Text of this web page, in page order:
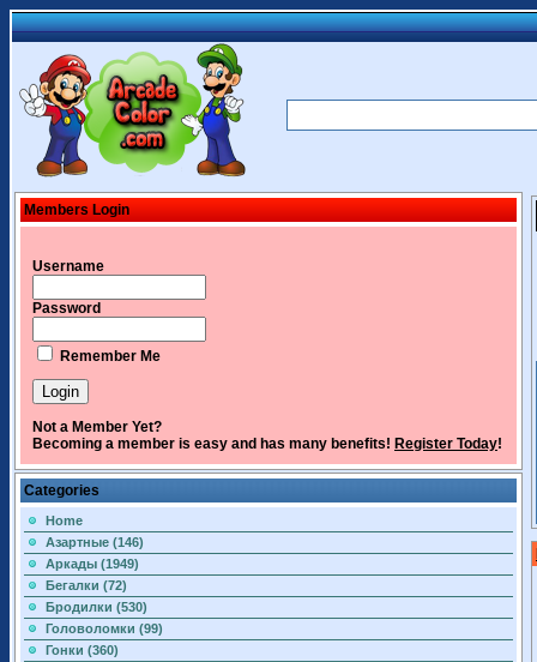
Members Login
Username
Password
Remember Me
Not a Member Yet?
Becoming a member is easy and has many benefits! Register Today!
Categories
Home
Азартные (146)
Аркады (1949)
Бегалки (72)
Бродилки (530)
Головоломки (99)
Гонки (360)